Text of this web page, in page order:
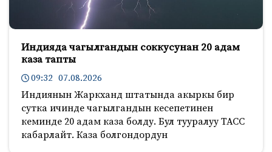
Индияда чагылгандын соккусунан 20 адам
каза тапты
09:32 07.08.2026
Индиянын Жаркханд штатында акыркы бир
сутка ичинде чагылгандын кесепетинен
кеминде 20 адам каза болду. Бул тууралуу ТАСС
кабарлайт. Каза болгондордун